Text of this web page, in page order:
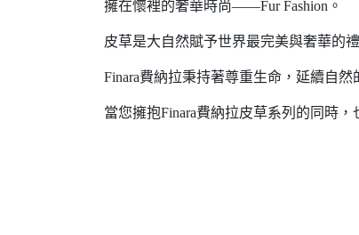
擁在懷裡的奢華時尚——Fur Fashion。
皮草是大自然賦予世界最完美與奢華的
Finara費納拉秉持著尊重生命，延續自
當您擁抱Finara費納拉皮草系列的同時